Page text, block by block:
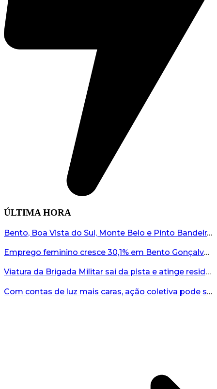
ÚLTIMA HORA
Bento, Boa Vista do Sul, Monte Belo e Pinto Bandeira registram quatro casos de abigeato este ano...
Emprego feminino cresce 30,1% em Bento Gonçalves...
Viatura da Brigada Militar sai da pista e atinge residência no interior do RS...
Com contas de luz mais caras, ação coletiva pode ser caminho contra a RGE...